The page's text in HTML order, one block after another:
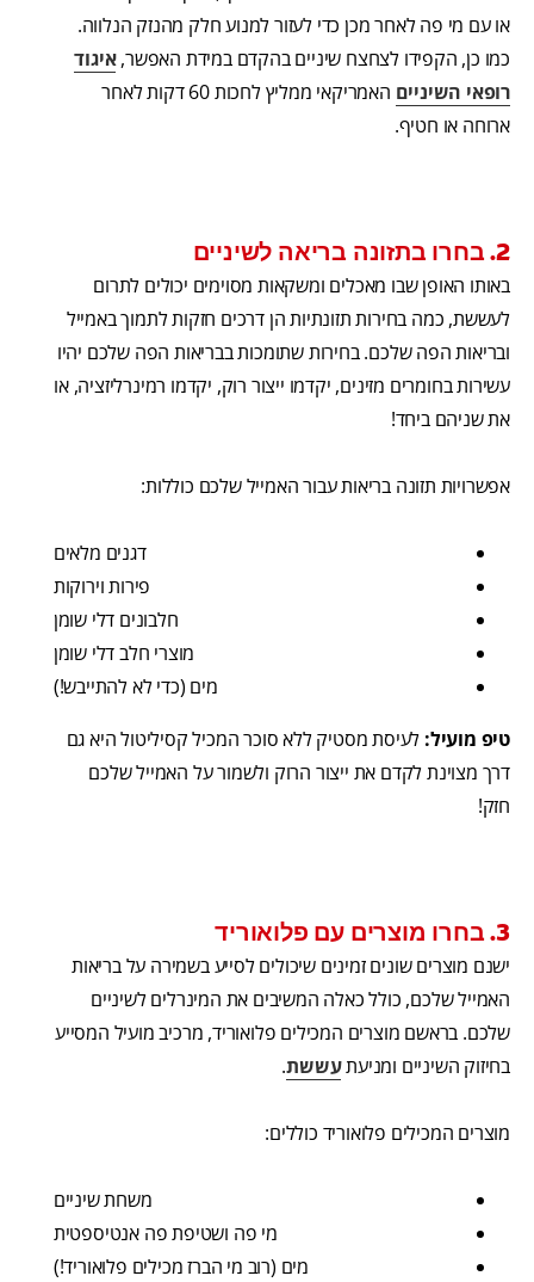
או עם מי פה לאחר מכן כדי לעזור למנוע חלק מהנזק הנלווה.
כמו כן, הקפידו לצחצח שיניים בהקדם במידת האפשר,איגוד
רופאי השיניים
האמריקאי ממליץ לחכות 60 דקות לאחר
ארוחה או חטיף.
2. בחרו בתזונה בריאה לשיניים
באותו האופן שבו מאכלים ומשקאות מסוימים יכולים לתרום
לעששת, כמה בחירות תזונתיות הן דרכים חזקות לתמוך באמייל
ובריאות הפה שלכם. בחירות שתומכות בבריאות הפה שלכם יהיו
עשירות בחומרים מזינים, יקדמו ייצור רוק, יקדמו רמינרליזציה, או
את שניהם ביחד!
אפשרויות תזונה בריאות עבור האמייל שלכם כוללות:
דגנים מלאים
פירות וירוקות
חלבונים דלי שומן
מוצרי חלב דלי שומן
מים (כדי לא להתייבש!)
טיפ מועיל: לעיסת מסטיק ללא סוכר המכיל קסיליטול היא גם
דרך מצוינת לקדם את ייצור הרוק ולשמור על האמייל שלכם
חזק!
3. בחרו מוצרים עם פלואוריד
ישנם מוצרים שונים זמינים שיכולים לסייע בשמירה על בריאות
האמייל שלכם, כולל כאלה המשיבים את המינרלים לשיניים
שלכם. בראשם מוצרים המכילים פלואוריד, מרכיב מועיל המסייע
בחיזוק השיניים ומניעתעששת.
מוצרים המכילים פלואוריד כוללים:
משחת שיניים
מי פה ושטיפת פה אנטיספטית
מים (רוב מי הברז מכילים פלואוריד!)